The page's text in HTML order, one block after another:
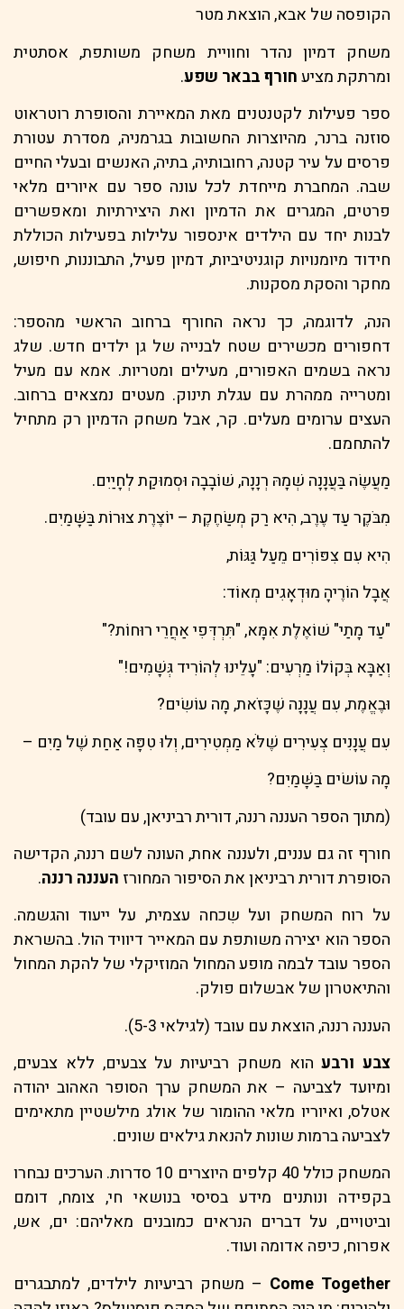
הקופסה של אבא, הוצאת מטר
משחק דמיון נהדר וחוויית משחק משותפת, אסתטית
ומרתקת מציעחורף בבאר שפע.
ספר פעילות לקטנטנים מאת המאיירת והסופרת רוטראוט
סוזנה ברנר, מהיוצרות החשובות בגרמניה, מסדרת עטורת
פרסים על עיר קטנה, רחובותיה, בתיה, האנשים ובעלי החיים
שבה. המחברת מייחדת לכל עונה ספר עם איורים מלאי
פרטים, המגרים את הדמיון ואת היצירתיות ומאפשרים
לבנות יחד עם הילדים אינספור עלילות בפעילות הכוללת
חידוד מיומנויות קוגניטיביות, דמיון פעיל, התבוננות, חיפוש,
מחקר והסקת מסקנות.
הנה, לדוגמה, כך נראה החורף ברחוב הראשי מהספר:
דחפורים מכשירים שטח לבנייה של גן ילדים חדש. שלג
נראה בשמים האפורים, מעילים ומטריות. אמא עם מעיל
ומטרייה ממהרת עם עגלת תינוק. מעטים נמצאים ברחוב.
העצים ערומים מעלים. קר, אבל משחק הדמיון רק מתחיל
להתחמם.
מַעֲשֶׂה בַּעֲנָנָה שְׁמָהּ רְנָנָה, שׁוֹבָבָה וּסְמוּקַת לְחָיַיִם.
מִבֹּקֶר עַד עֶרֶב, הִיא רַק מְשַׂחֶקֶת – יוֹצֶרֶת צוּרוֹת בַּשָּׁמַיִם.
הִיא עִם צִפּוֹרִים מֵעַל גַּגּוֹת,
אֲבָל הוֹרֶיהָ מוּדְאָגִים מְאוֹד:
"עַד מָתַי" שׁוֹאֶלֶת אִמָּא, "תִּרְדְּפִי אַחֲרֵי רוּחוֹת?"
וְאַבָּא בְּקוֹלוֹ מַרְעִים: "עָלֵינוּ לְהוֹרִיד גְּשָׁמִים!"
וּבֶאֱמֶת, עִם עֲנָנָה שֶׁכָּזֹאת, מָה עוֹשִׂים?
עִם עֲנָנִים צְעִירִים שֶׁלֹּא מַמְטִירִים, וְלוּ טִפָּה אַחַת שֶׁל מַיִם –
מָה עוֹשׂים בַּשָּׁמַיִם?
(מתוך הספר העננה רננה, דורית רביניאן, עם עובד)
חורף זה גם עננים, ולעננה אחת, העונה לשם רננה, הקדישה
הסופרת דורית רביניאן את הסיפור המחורזהעננה רננה.
על רוח המשחק ועל שִכחה עצמית, על ייעוד והגשמה.
הספר הוא יצירה משותפת עם המאייר דיוויד הול. בהשראת
הספר עובד לבמה מופע המחול המוזיקלי של להקת המחול
והתיאטרון של אבשלום פולק.
העננה רננה, הוצאת עם עובד (לגילאי 5-3).
צבע ורבעהוא משחק רביעיות על צבעים, ללא צבעים,
ומיועד לצביעה – את המשחק ערך הסופר האהוב יהודה
אטלס, ואיוריו מלאי ההומור של אולג מילשטיין מתאימים
לצביעה ברמות שונות להנאת גילאים שונים.
המשחק כולל 40 קלפים היוצרים 10 סדרות. הערכים נבחרו
בקפידה ונותנים מידע בסיסי בנושאי חי, צומח, דומם
וביטויים, על דברים הנראים כמובנים מאליהם: ים, אש,
אפרוח, כיפה אדומה ועוד.
Come Together– משחק רביעיות לילדים, למתבגרים